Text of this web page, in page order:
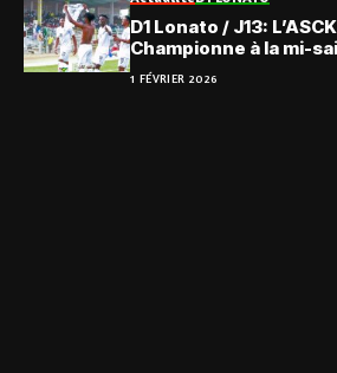
D1 Lonato / J13:
Championne à la mi-
1 FÉVRIER 2026